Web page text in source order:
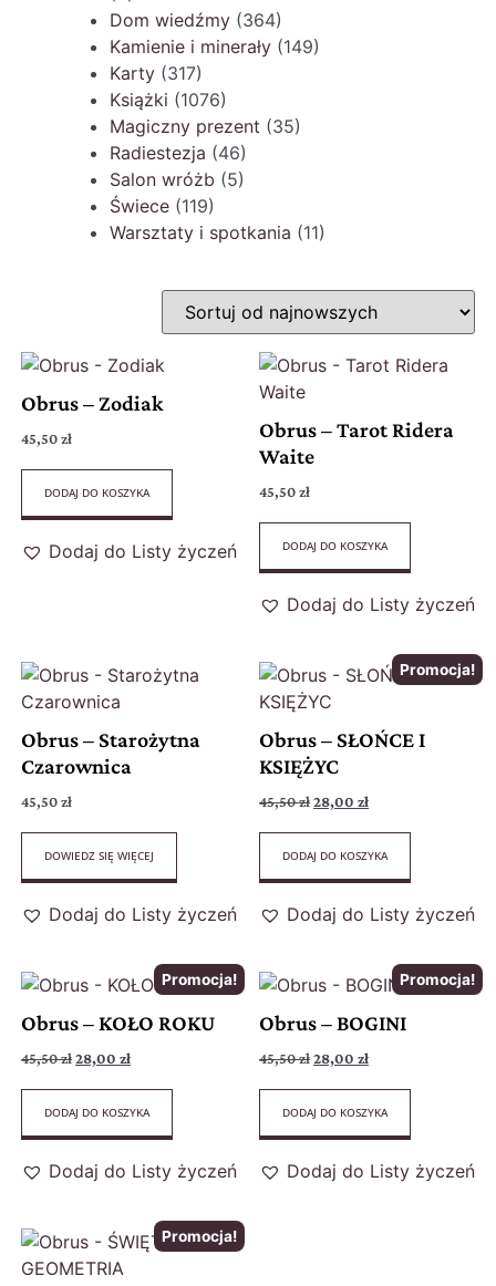
Dom wiedźmy (364)
Kamienie i minerały (149)
Karty (317)
Książki (1076)
Magiczny prezent (35)
Radiestezja (46)
Salon wróżb (5)
Świece (119)
Warsztaty i spotkania (11)
Obrus – Zodiak
45,50zł
DODAJ DO KOSZYKA
Dodaj do Listy życzeń
Obrus – Tarot Ridera
Waite
45,50zł
DODAJ DO KOSZYKA
Dodaj do Listy życzeń
Obrus – Starożytna
Czarownica
45,50zł
DOWIEDZ SIĘ WIĘCEJ
Dodaj do Listy życzeń
Promocja!
Obrus – SŁOŃCE I
KSIĘŻYC
45,50zł28,00 zł
DODAJ DO KOSZYKA
Dodaj do Listy życzeń
Promocja!
Obrus – KOŁO ROKU
45,50zł28,00 zł
DODAJ DO KOSZYKA
Dodaj do Listy życzeń
Promocja!
Obrus – BOGINI
45,50zł28,00 zł
DODAJ DO KOSZYKA
Dodaj do Listy życzeń
Promocja!